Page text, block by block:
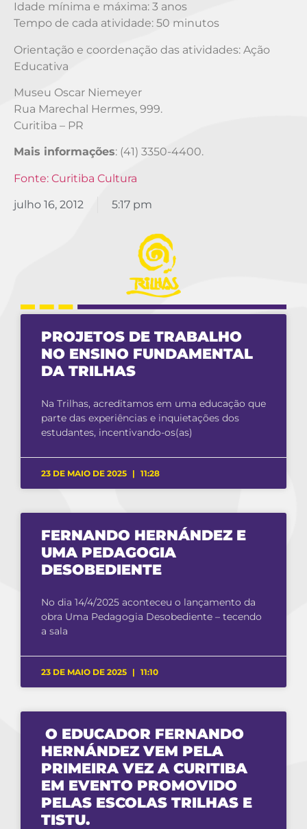
Idade mínima e máxima: 3 anos
Tempo de cada atividade: 50 minutos
Orientação e coordenação das atividades: Ação
Educativa
Museu Oscar Niemeyer
Rua Marechal Hermes, 999.
Curitiba – PR
Mais informações: (41) 3350-4400.
Fonte: Curitiba Cultura
julho 16, 2012 5:17 pm
PROJETOS DE TRABALHO
NO ENSINO FUNDAMENTAL
DA TRILHAS
Na Trilhas, acreditamos em uma educação que
parte das experiências e inquietações dos
estudantes, incentivando-os(as)
23 DE MAIO DE 2025 11:28
FERNANDO HERNÁNDEZ E
UMA PEDAGOGIA
DESOBEDIENTE
No dia 14/4/2025 aconteceu o lançamento da
obra Uma Pedagogia Desobediente – tecendo
a sala
23 DE MAIO DE 2025 11:10
O EDUCADOR FERNANDO
HERNÁNDEZ VEM PELA
PRIMEIRA VEZ A CURITIBA
EM EVENTO PROMOVIDO
PELAS ESCOLAS TRILHAS E
TISTU.